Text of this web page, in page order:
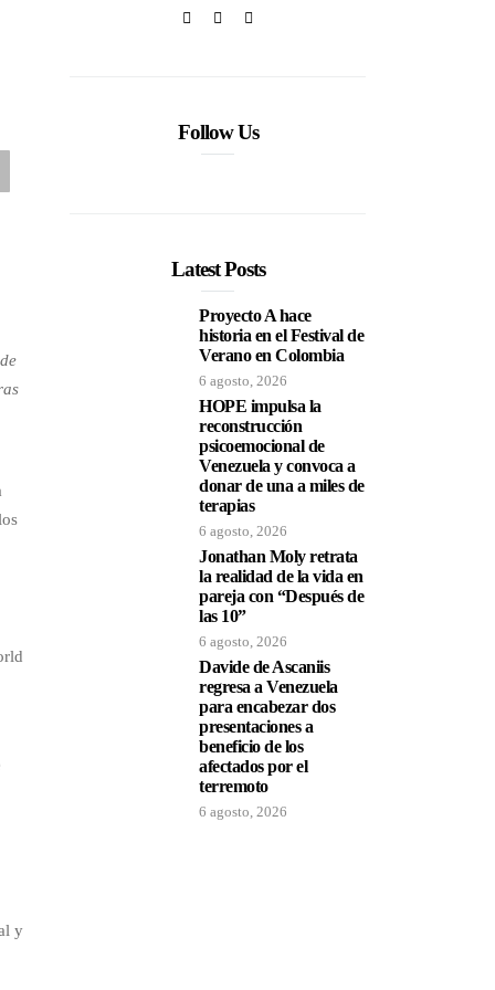
y
Follow Us
Latest Posts
Proyecto A hace
historia en el Festival de
Verano en Colombia
6 agosto, 2026
HOPE impulsa la
reconstrucción
psicoemocional de
Venezuela y convoca a
donar de una a miles de
terapias
6 agosto, 2026
Jonathan Moly retrata
la realidad de la vida en
pareja con “Después de
las 10”
6 agosto, 2026
Davide de Ascaniis
regresa a Venezuela
para encabezar dos
presentaciones a
beneficio de los
afectados por el
terremoto
6 agosto, 2026